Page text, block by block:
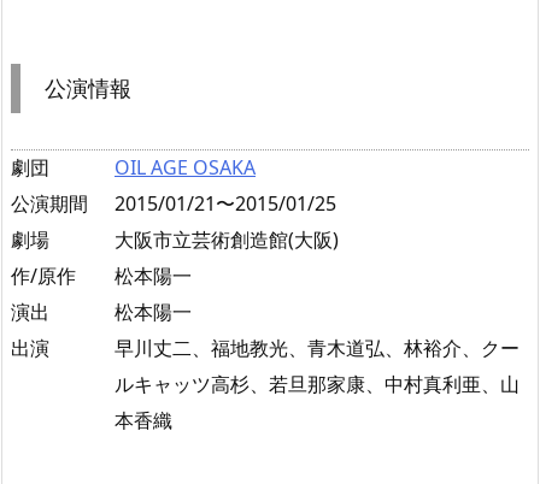
公演情報
劇団
OIL AGE OSAKA
公演期間
2015/01/21〜2015/01/25
劇場
大阪市立芸術創造館(大阪)
作/原作
松本陽一
演出
松本陽一
出演
早川丈二、福地教光、青木道弘、林裕介、クー
ルキャッツ高杉、若旦那家康、中村真利亜、山
本香織